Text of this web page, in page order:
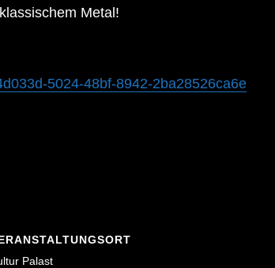
Metal!
5024-48bf-8942-2ba28526ca6e
Palast